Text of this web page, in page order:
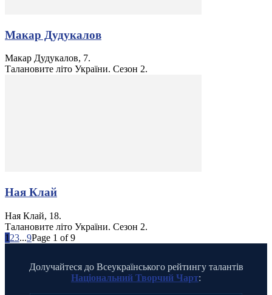
Макар Дудукалов
Макар Дудукалов, 7.
Талановите літо України. Сезон 2.
Ная Клай
Ная Клай, 18.
Талановите літо України. Сезон 2.
1 23...9Page 1 of 9
Долучайтеся до Всеукраїнського рейтингу талантів
Національний Творчий Чарт: